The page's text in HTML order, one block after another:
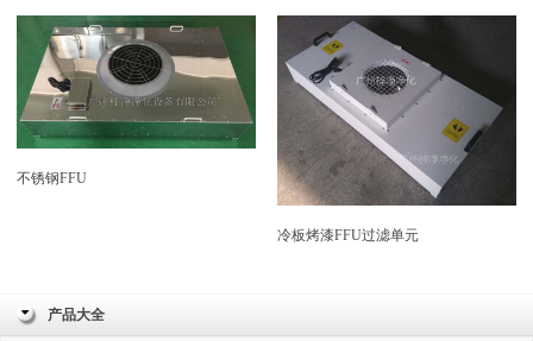
不锈钢FFU
冷板烤漆FFU过滤单元
产品大全